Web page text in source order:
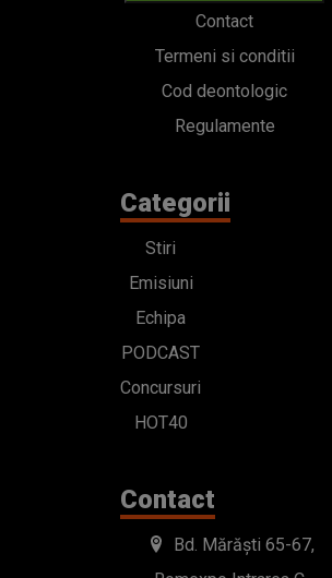
Contact
Termeni si conditii
Cod deontologic
Regulamente
Categorii
Stiri
Emisiuni
Echipa
PODCAST
Concursuri
HOT40
Contact
Bd. Mărăști 65-67,